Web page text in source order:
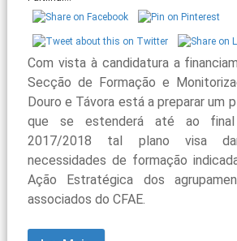
Com vista à candidatura a
Secção de Formação e
Douro e Távora está a preparar um
que se estenderá até ao
2017/2018 tal plano visa
necessidades de formação
Ação Estratégica dos
associados do CFAE.